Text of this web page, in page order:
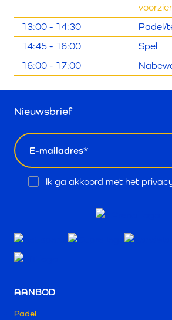
13:00 - 14:30
Padel/
14:45 - 16:00
Spel
16:00 - 17:00
Nieuwsbrief
email
Ik ga akkoord met het
AANBOD
Padel